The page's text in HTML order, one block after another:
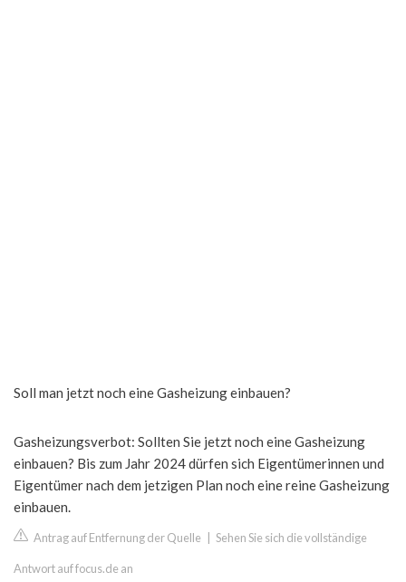
Soll man jetzt noch eine Gasheizung einbauen?
Gasheizungsverbot: Sollten Sie jetzt noch eine Gasheizung
einbauen? Bis zum Jahr 2024 dürfen sich Eigentümerinnen und
Eigentümer nach dem jetzigen Plan noch eine reine Gasheizung
einbauen.
Antrag auf Entfernung der Quelle Sehen Sie sich die vollständige
Antwort auf focus.de an